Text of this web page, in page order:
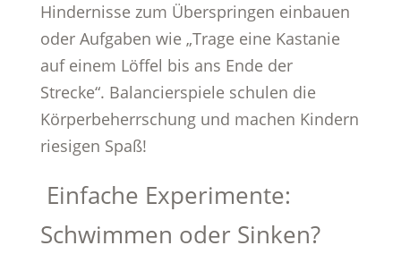
Hindernisse zum Überspringen einbauen
oder Aufgaben wie „Trage eine Kastanie
auf einem Löffel bis ans Ende der
Strecke“. Balancierspiele schulen die
Körperbeherrschung und machen Kindern
riesigen Spaß!
Einfache Experimente:
Schwimmen oder Sinken?